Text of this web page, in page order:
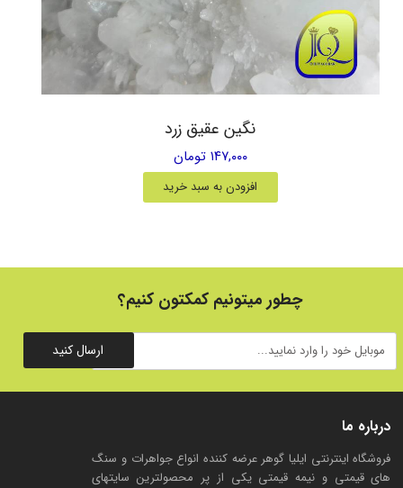
نگین عقیق زرد
۱۴۷,۰۰۰ تومان
افزودن به سبد خرید
درباره ما
فروشگاه اینترنتی ایلیا گوهر عرضه کننده انواع جواهرات و سنگ
های قیمتی و نیمه قیمتی یکی از پر محصولترین سایتهای
چطور میتونیم کمکتون کنیم؟
ارسال کنید